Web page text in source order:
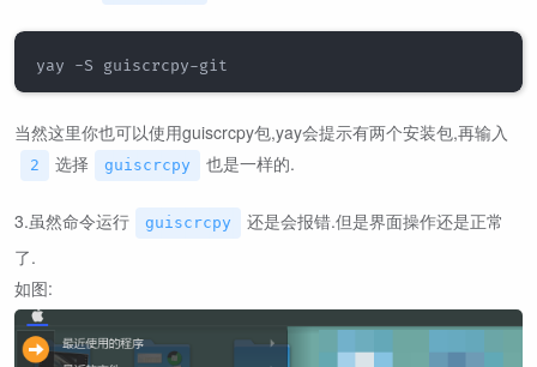
当然这里你也可以使用guiscrcpy包,yay会提示有两个安装包,再输入
2 选择 guiscrcpy 也是一样的.
3.虽然命令运行 guiscrcpy
还是会报错.但是界面操作还是正常
了.
如图: